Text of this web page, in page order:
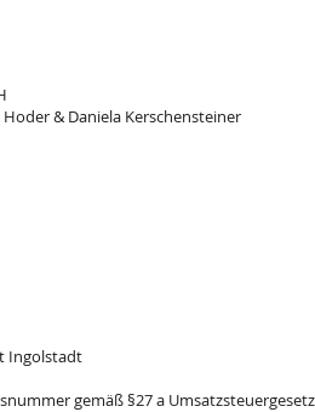
& Daniela Kerschensteiner
Ingolstadt
gemäß §27 a Umsatzsteuergesetz